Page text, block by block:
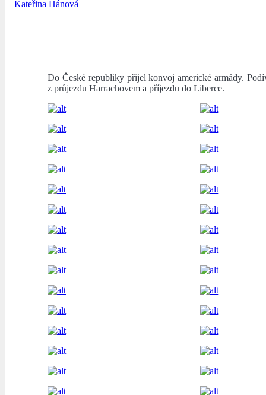
Kateřina Hánová
Do České republiky přijel konvoj americké armády.
z průjezdu Harrachovem a příjezdu do Liberce.